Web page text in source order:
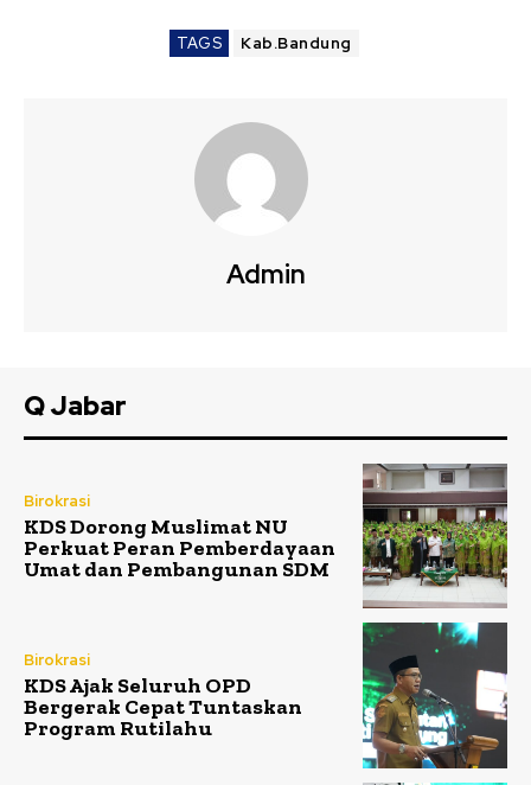
TAGS Kab.Bandung
Admin
Q Jabar
Birokrasi
KDS Dorong Muslimat NU
Perkuat Peran Pemberdayaan
Umat dan Pembangunan SDM
Birokrasi
KDS Ajak Seluruh OPD
Bergerak Cepat Tuntaskan
Program Rutilahu